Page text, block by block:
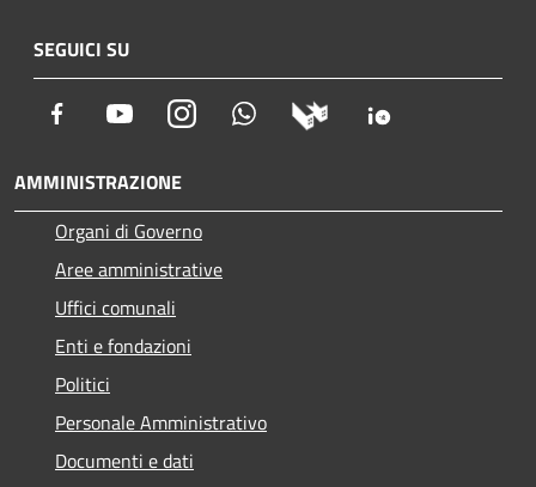
SEGUICI SU
Facebook YoutubeInstagram Whatsapp
AMMINISTRAZIONE
Organi di Governo
Aree amministrative
Uffici comunali
Enti e fondazioni
Politici
Personale Amministrativo
Documenti e dati